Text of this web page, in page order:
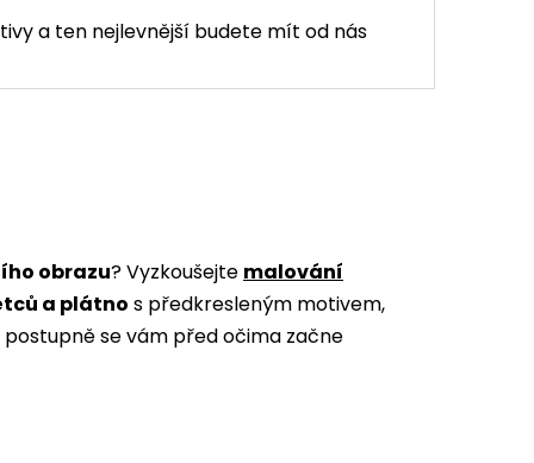
a ten nejlevnější budete mít od nás
obrazu? Vyzkoušejte malování
a plátno s předkresleným motivem,
se vám před očima začne